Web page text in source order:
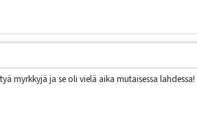
myrkkyjä ja se oli vielä aika mutaisessa lahdessa!